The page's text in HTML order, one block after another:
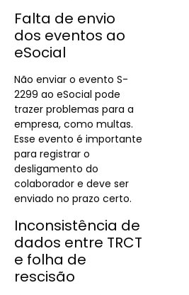
Falta de envio
dos eventos ao
eSocial
Não enviar o evento S-
2299 ao eSocial pode
trazer problemas para a
empresa, como multas.
Esse evento é importante
para registrar o
desligamento do
colaborador e deve ser
enviado no prazo certo.
Inconsistência de
dados entre TRCT
e folha de
rescisão